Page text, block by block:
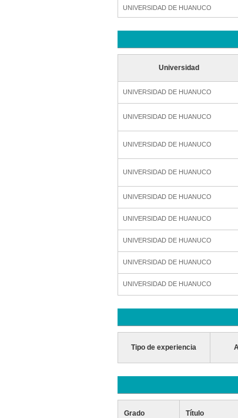
UNIVERSIDAD DE HUANUCO
Universidad
UNIVERSIDAD DE HUANUCO
UNIVERSIDAD DE HUANUCO
UNIVERSIDAD DE HUANUCO
UNIVERSIDAD DE HUANUCO
UNIVERSIDAD DE HUANUCO
UNIVERSIDAD DE HUANUCO
UNIVERSIDAD DE HUANUCO
UNIVERSIDAD DE HUANUCO
UNIVERSIDAD DE HUANUCO
Tipo de experiencia
Grado Título